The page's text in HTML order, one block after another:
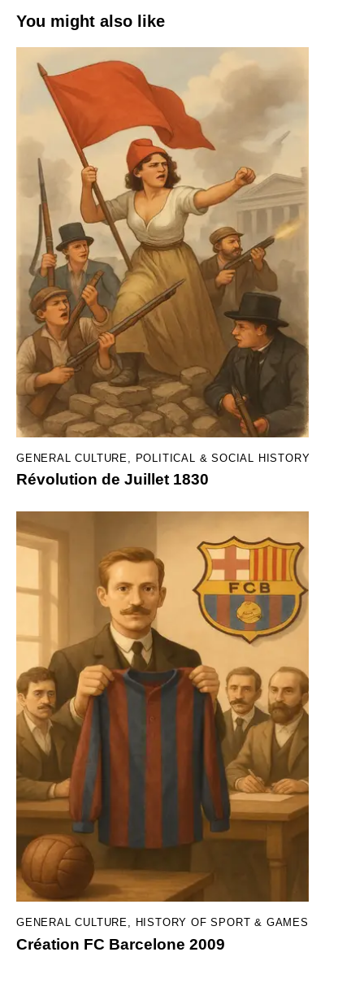
You might also like
GENERAL CULTURE POLITICAL & SOCIAL HISTORY
Révolution de Juillet 1830
GENERAL CULTURE, HISTORY OF SPORT & GAMES
Création FC Barcelone 2009